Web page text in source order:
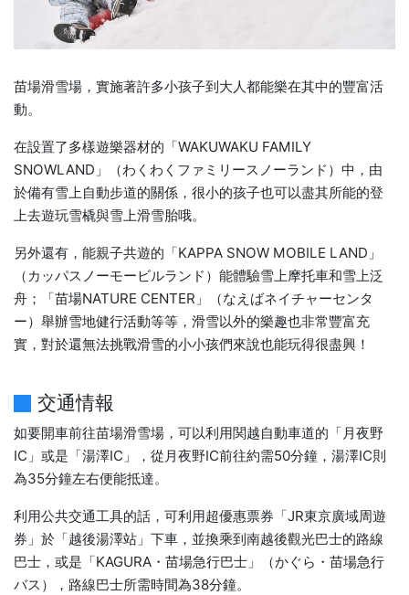
苗場滑雪場，實施著許多小孩子到大人都能樂在其中的豐富活
動。
在設置了多樣遊樂器材的「WAKUWAKU FAMILY
SNOWLAND」（わくわくファミリースノーランド）中，由
於備有雪上自動步道的關係，很小的孩子也可以盡其所能的登
上去遊玩雪橇與雪上滑雪胎哦。
另外還有，能親子共遊的「KAPPA SNOW MOBILE LAND」
（カッパスノーモービルランド）能體驗雪上摩托車和雪上泛
舟；「苗場NATURE CENTER」（なえばネイチャーセンタ
ー）舉辦雪地健行活動等等，滑雪以外的樂趣也非常豐富充
實，對於還無法挑戰滑雪的小小孩們來說也能玩得很盡興！
交通情報
如要開車前往苗場滑雪場，可以利用関越自動車道的「月夜野
IC」或是「湯澤IC」，從月夜野IC前往約需50分鐘，湯澤IC則
為35分鐘左右便能抵達。
利用公共交通工具的話，可利用超優惠票券「JR東京廣域周遊
券」於「越後湯澤站」下車，並換乘到南越後觀光巴士的路線
巴士，或是「KAGURA・苗場急行巴士」（かぐら・苗場急行
バス），路線巴士所需時間為38分鐘。